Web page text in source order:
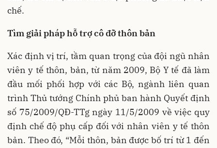
chế.
Tìm giải pháp hỗ trợ cô đỡ thôn bản
Xác định vị trí, tầm quan trọng của đội ngũ nhân
viên y tế thôn, bản, từ năm 2009, Bộ Y tế đã làm
đầu mối phối hợp với các Bộ, ngành liên quan
trình Thủ tướng Chính phủ ban hành Quyết định
số 75/2009/QĐ-TTg ngày 11/5/2009 về việc quy
định chế độ phụ cấp đối với nhân viên y tế thôn
bản. Theo đó, “Mỗi thôn, bản được bố trí từ 1 đến